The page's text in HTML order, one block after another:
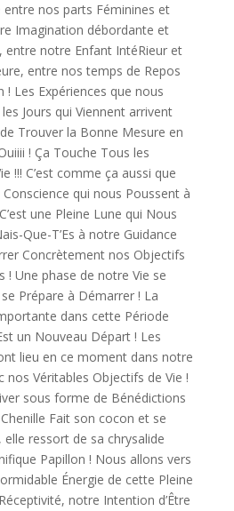
entre nos parts Féminines et
Imagination débordante et
entre notre Enfant IntéRieur et
entre nos temps de Repos
! Les Expériences que nous
Jours qui Viennent arrivent
Trouver la Bonne Mesure en
! Ça Touche Tous les
!!! C’est comme ça aussi que
qui nous Poussent à
une Pleine Lune qui Nous
Que-T’Es à notre Guidance
Concrètement nos Objectifs
! Une phase de notre Vie se
Prépare à Démarrer ! La
dans cette Période
un Nouveau Départ ! Les
lieu en ce moment dans notre
nos Véritables Objectifs de Vie !
sous forme de Bénédictions
Fait son cocon et se
ressort de sa chrysalide
Papillon ! Nous allons vers
Énergie de cette Pleine
notre Intention d’Être